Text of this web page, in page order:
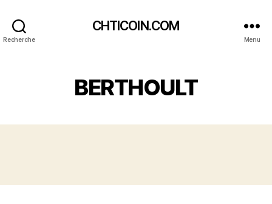
Recherche
CHTICOIN.COM
Menu
BERTHOULT